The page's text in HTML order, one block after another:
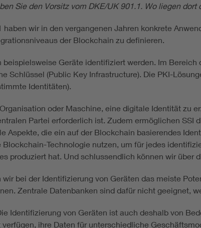
Sie den Vorsitz vom DKE/UK 901.1. Wo liegen
haben wir in den vergangenen Jahren konkrete
der Blockchain zu definieren.
Geräte identifiziert werden. Im
Schlüssel (Public Key Infrastructure). Die PKI-
Identitäten).
oder Maschine, eine digitale Identität zu
Partei erforderlich ist. Zudem ermöglichen
Aspekte, die ein auf der Blockchain basierendes
Blockchain-Technologie nutzen, um für jedes
produziert hat. Und schlussendlich können wir über
bei der Identifizierung von Geräten das meiste
Zentrale Datenbanken sind dafür nicht geeignet,
Identifizierung von Geräten ist auch deshalb von
ihre Daten für unterschiedliche